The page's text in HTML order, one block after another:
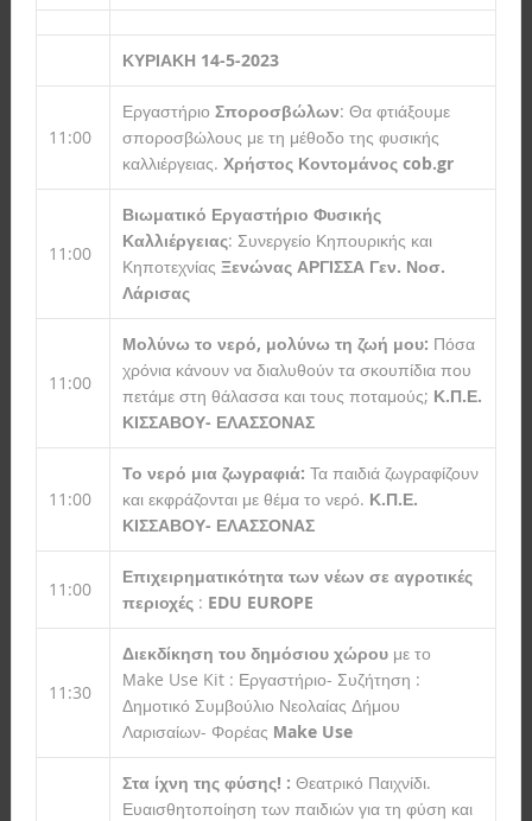
ΚΥΡΙΑΚΗ 14-5-2023
11:00
Εργαστήριο Σποροσβώλων: Θα φτιάξουμε
σποροσβώλους με τη μέθοδο της φυσικής
καλλιέργειας. Χρήστος Κοντομάνος cob.gr
11:00
Βιωματικό Εργαστήριο Φυσικής
Καλλιέργειας: Συνεργείο Κηπουρικής και
Κηποτεχνίας Ξενώνας ΑΡΓΙΣΣΑ Γεν. Νοσ.
Λάρισας
11:00
Μολύνω το νερό, μολύνω τη ζωή μου: Πόσα
χρόνια κάνουν να διαλυθούν τα σκουπίδια που
πετάμε στη θάλασσα και τους ποταμούς; Κ.Π.Ε.
ΚΙΣΣΑΒΟΥ- ΕΛΑΣΣΟΝΑΣ
11:00
Το νερό μια ζωγραφιά: Τα παιδιά ζωγραφίζουν
και εκφράζονται με θέμα το νερό. Κ.Π.Ε.
ΚΙΣΣΑΒΟΥ- ΕΛΑΣΣΟΝΑΣ
11:00
Επιχειρηματικότητα των νέων σε αγροτικές
περιοχές : EDU EUROPE
11:30
Διεκδίκηση του δημόσιου χώρου με το
Μake Use Kit : Εργαστήριο- Συζήτηση :
Δημοτικό Συμβούλιο Νεολαίας Δήμου
Λαρισαίων- Φορέας Μake Use
Στα ίχνη της φύσης! : Θεατρικό Παιχνίδι.
Ευαισθητοποίηση των παιδιών για τη φύση και